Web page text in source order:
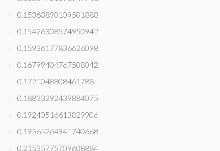
0.15363890109501888
0.15426308574950942
0.15936177836626098
0.16799404767508042
0.1721048808461788
0.18833292439884075
0.19240516613829906
0.19565264941740668
0.21535775709608884